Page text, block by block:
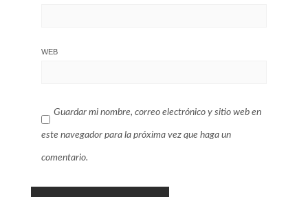
WEB
Guardar mi nombre, correo electrónico y sitio web en
este navegador para la próxima vez que haga un
comentario.